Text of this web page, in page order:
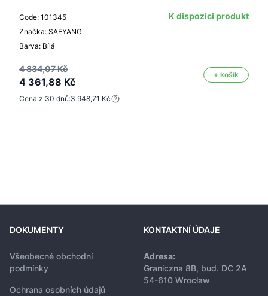
Code: 101345
Značka: SAEYANG
Barva: Bílá
K dispozici produkt
4 834,07 Kč
4 361,88 Kč
+ košík
Cena z 30 dnů:3 948,71 Kč
DOKUMENTY
Všeobecné obchodní
podmínky
Ochrana osobních údajů
KONTAKTNÍ ÚDAJE
Adresa:
Graniczna 8B, bud. DC 2A
54-610 Wrocław